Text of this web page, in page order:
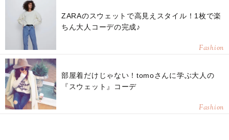
ZARAのスウェットで高見えスタイル！1枚で楽
ちん大人コーデの完成♪
Fashion
部屋着だけじゃない！tomoさんに学ぶ大人の
『スウェット』コーデ
Fashion